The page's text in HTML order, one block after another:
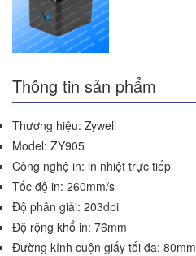
Thông tin sản phẩm
Thương hiệu: Zywell
Model: ZY905
Công nghệ in: in nhiệt trực tiếp
Tốc độ in: 260mm/s
Độ phân giải: 203dpi
Độ rộng khổ in: 76mm
Đường kính cuộn giấy tối đa: 80mm